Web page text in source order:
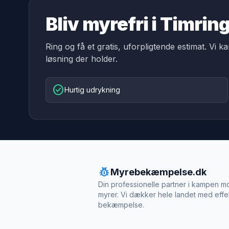
Bliv myrefri i
Ring og få et gratis, uforpligtende estimat. Vi
løsning der holder.
check_circleHurtig udrykning
pest_controlMyrebekæmpelse.dk
Din professionelle partner i kampen
myrer. Vi dækker hele landet med
bekæmpelse.